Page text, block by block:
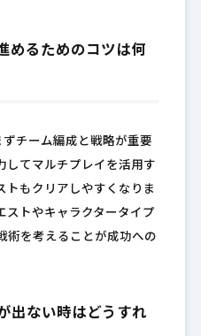
めるためのコツは何
チーム編成と戦略が重要
してマルチプレイを活用す
トもクリアしやすくなりま
ストやキャラクタータイプ
術を考えることが成功への
出ない時はどうすれ